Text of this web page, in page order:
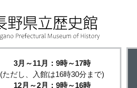
3月～11月：9時～17時
(ただし、入館は16時30分まで)
12月～2月：9時～16時